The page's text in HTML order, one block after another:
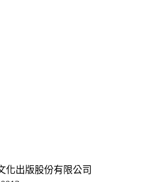
化出版股份有限公司